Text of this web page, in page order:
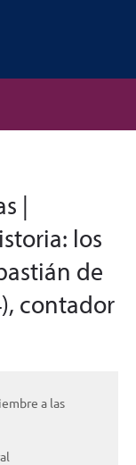
|
los
de
contador
a las